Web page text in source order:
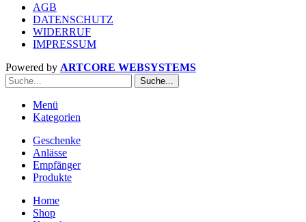
AGB
DATENSCHUTZ
WIDERRUF
IMPRESSUM
Powered by ARTCORE WEBSYSTEMS
Suche...
Menü
Kategorien
Geschenke
Anlässe
Empfänger
Produkte
Home
Shop